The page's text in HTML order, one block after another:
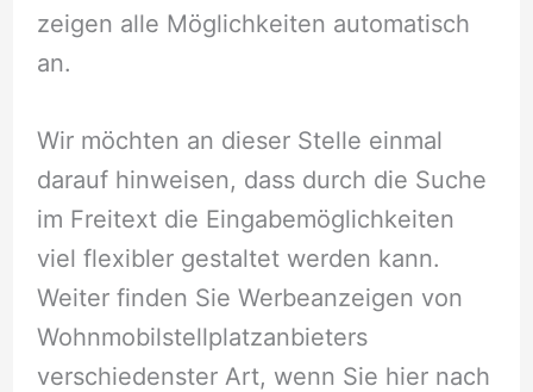
zeigen alle Möglichkeiten automatisch
an.
Wir möchten an dieser Stelle einmal
darauf hinweisen, dass durch die Suche
im Freitext die Eingabemöglichkeiten
viel flexibler gestaltet werden kann.
Weiter finden Sie Werbeanzeigen von
Wohnmobilstellplatzanbieters
verschiedenster Art, wenn Sie hier nach